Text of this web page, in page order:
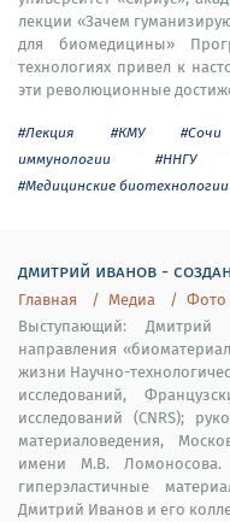
лекции «Зачем
для биомедицины»
технологиях привел к
эти революционные
#Лекция #КМУ #Сочи
иммунологии
#ННГУ
#Медицинские биотехнологии
дмитрий иванов -
Главная Медиа
Фото
Выступающий: Дмитрий
направления
жизни Научно-
исследований,
исследований (CNRS);
материаловедения,
имени М.В. Ломоносова.
гиперэластичные
Дмитрий Иванов и его